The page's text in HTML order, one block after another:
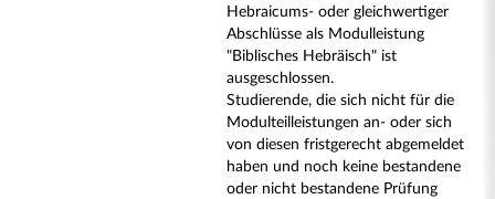
Hebraicums- oder gleichwertiger
Abschlüsse als Modulleistung
"Biblisches Hebräisch" ist
ausgeschlossen.
Studierende, die sich nicht für die
Modulteilleistungen an- oder sich
von diesen fristgerecht abgemeldet
haben und noch keine bestandene
oder nicht bestandene Prüfung